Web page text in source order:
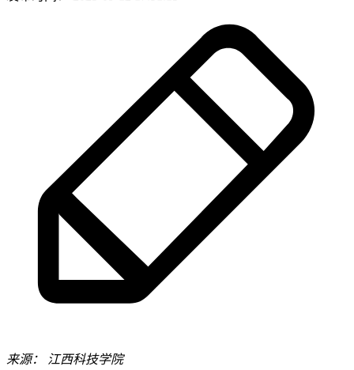
来源： 江西科技学院